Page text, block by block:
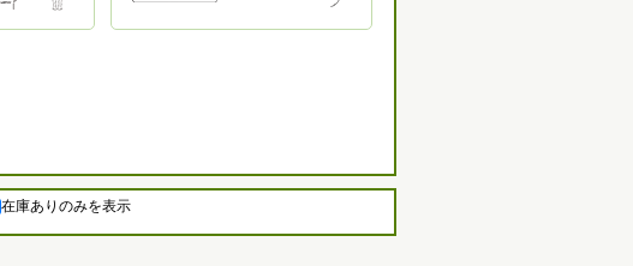
在庫ありのみを表示